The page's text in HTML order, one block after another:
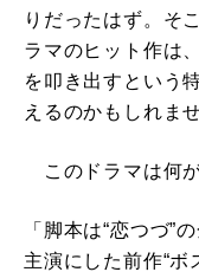
りだったはず。そ
ラマのヒット作は
を叩き出すという
えるのかもしれませ
このドラマは何
「脚本は“恋つづ”
主演にした前作“ボ